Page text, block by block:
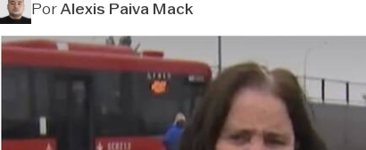
PorAlexis Paiva Mack